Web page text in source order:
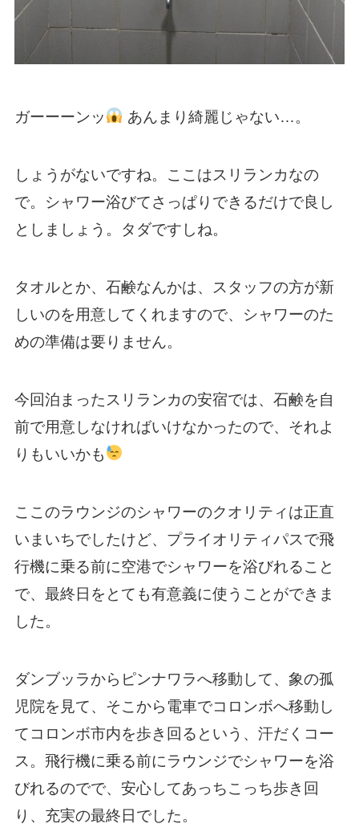
ガーーーンッ あんまり綺麗じゃない…。
しょうがないですね。ここはスリランカなの
で。シャワー浴びてさっぱりできるだけで良し
としましょう。タダですしね。
タオルとか、石鹸なんかは、スタッフの方が新
しいのを用意してくれますので、シャワーのた
めの準備は要りません。
今回泊まったスリランカの安宿では、石鹸を自
前で用意しなければいけなかったので、それよ
りもいいかも
ここのラウンジのシャワーのクオリティは正直
いまいちでしたけど、プライオリティパスで飛
行機に乗る前に空港でシャワーを浴びれること
で、最終日をとても有意義に使うことができま
した。
ダンブッラからピンナワラへ移動して、象の孤
児院を見て、そこから電車でコロンボへ移動し
てコロンボ市内を歩き回るという、汗だくコー
ス。飛行機に乗る前にラウンジでシャワーを浴
びれるのでで、安心してあっちこっち歩き回
り、充実の最終日でした。